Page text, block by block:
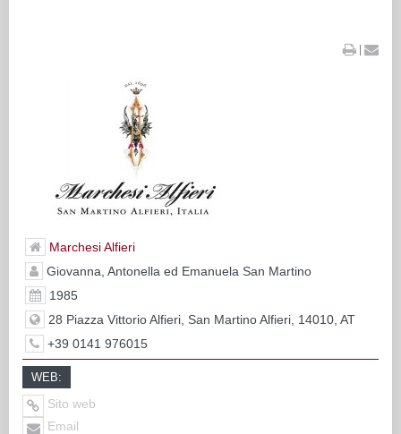
|
Marchesi Alfieri
Giovanna, Antonella ed Emanuela San Martino
1985
28 Piazza Vittorio Alfieri, San Martino Alfieri, 14010, AT
+39 0141 976015
WEB:
Sito web
Email